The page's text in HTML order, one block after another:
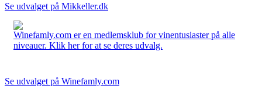
Se udvalget på Mikkeller.dk
Winefamly.com er en medlemsklub for vinentusiaster på alle
niveauer. Klik her for at se deres udvalg.
Se udvalget på Winefamly.com